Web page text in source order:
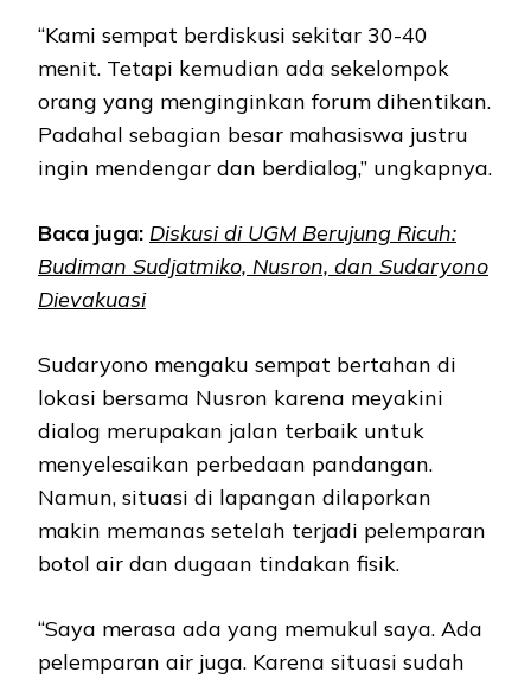
“Kami sempat berdiskusi sekitar 30-40
menit. Tetapi kemudian ada sekelompok
orang yang menginginkan forum dihentikan.
Padahal sebagian besar mahasiswa justru
ingin mendengar dan berdialog,” ungkapnya.
Baca juga: Diskusi di UGM Berujung Ricuh:
Budiman Sudjatmiko, Nusron, dan Sudaryono
Dievakuasi
Sudaryono mengaku sempat bertahan di
lokasi bersama Nusron karena meyakini
dialog merupakan jalan terbaik untuk
menyelesaikan perbedaan pandangan.
Namun, situasi di lapangan dilaporkan
makin memanas setelah terjadi pelemparan
botol air dan dugaan tindakan fisik.
“Saya merasa ada yang memukul saya. Ada
pelemparan air juga. Karena situasi sudah